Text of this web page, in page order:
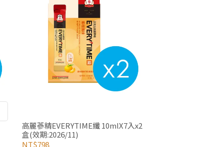
高麗蔘精EVERYTIME纖 10mlX7入x2
盒(效期:2026/11)
NT$798